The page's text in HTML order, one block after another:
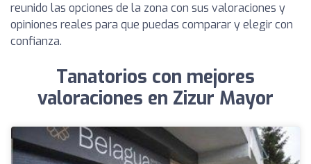
reunido las opciones de la zona con sus valoraciones y
opiniones reales para que puedas comparar y elegir con
confianza.
Tanatorios con mejores
valoraciones en Zizur Mayor